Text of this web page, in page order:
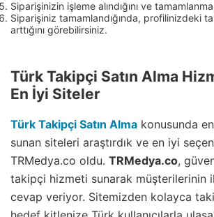
Siparişinizin işleme alındığını ve
Siparişiniz tamamlandığında, profilinizdeki
arttığını görebilirsiniz.
Türk Takipçi Satın Alma
En İyi Siteler
Türk Takipçi Satın Alma konusunda
sunan siteleri araştırdık ve en iyi
TRMedya.co oldu. TRMedya.co,
takipçi hizmeti sunarak müşterilerinin
cevap veriyor. Sitemizden kolayca